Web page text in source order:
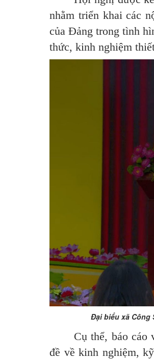
nhằm triển khai các
của Đảng trong tình
thức, kinh nghiệm
Đại biểu xã Công
Cụ thể, báo
đề về kinh nghiệm,